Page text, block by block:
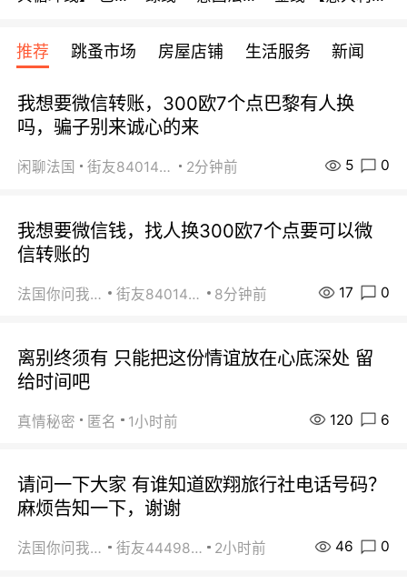
宾馆 108欧/天起
全程756欧/位
欧/天起 ~包拼房
每周铁发！
推荐 跳蚤市场 房屋店铺 生活服务 新闻
我想要微信转账，300欧7个点巴黎有人换
吗，骗子别来诚心的来
闲聊法国 街友84014588 2分钟前 5 0
我想要微信钱，找人换300欧7个点要可以微
信转账的
法国你问我答 街友84014588 8分钟前 17 0
离别终须有 只能把这份情谊放在心底深处 留
给时间吧
真情秘密 匿名 1小时前 120 6
请问一下大家 有谁知道欧翔旅行社电话号码？
麻烦告知一下，谢谢
法国你问我答 街友44498484 2小时前 46 0